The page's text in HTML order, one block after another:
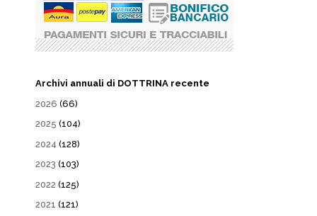
Archivi annuali di DOTTRINA recente
2026 (66)
2025 (104)
2024 (128)
2023 (103)
2022 (125)
2021 (121)